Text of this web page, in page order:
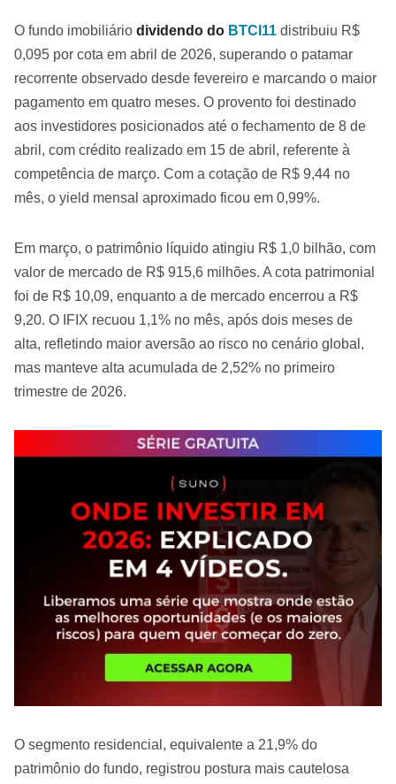
O fundo imobiliário dividendo do BTCI11 distribuiu R$
0,095 por cota em abril de 2026, superando o patamar
recorrente observado desde fevereiro e marcando o maior
pagamento em quatro meses. O provento foi destinado
aos investidores posicionados até o fechamento de 8 de
abril, com crédito realizado em 15 de abril, referente à
competência de março. Com a cotação de R$ 9,44 no
mês, o yield mensal aproximado ficou em 0,99%.
Em março, o patrimônio líquido atingiu R$ 1,0 bilhão, com
valor de mercado de R$ 915,6 milhões. A cota patrimonial
foi de R$ 10,09, enquanto a de mercado encerrou a R$
9,20. O IFIX recuou 1,1% no mês, após dois meses de
alta, refletindo maior aversão ao risco no cenário global,
mas manteve alta acumulada de 2,52% no primeiro
trimestre de 2026.
O segmento residencial, equivalente a 21,9% do
patrimônio do fundo, registrou postura mais cautelosa